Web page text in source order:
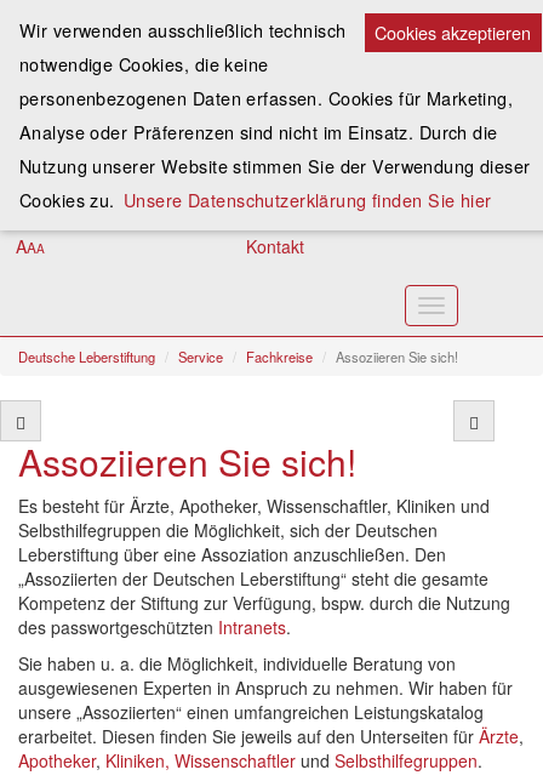
Spenden
Assoziieren
Anmelden
AAA Kontakt
Toggle
navigation
Deutsche Leberstiftung Service Fachkreise Assoziieren Sie sich!
Assoziieren Sie sich!
Es besteht für Ärzte, Apotheker, Wissenschaftler, Kliniken und
Selbsthilfegruppen die Möglichkeit, sich der Deutschen
Leberstiftung über eine Assoziation anzuschließen. Den
„Assoziierten der Deutschen Leberstiftung“ steht die gesamte
Kompetenz der Stiftung zur Verfügung, bspw. durch die Nutzung
des passwortgeschützten Intranets.
Sie haben u. a. die Möglichkeit, individuelle Beratung von
ausgewiesenen Experten in Anspruch zu nehmen. Wir haben für
unsere „Assoziierten“ einen umfangreichen Leistungskatalog
erarbeitet. Diesen finden Sie jeweils auf den Unterseiten für Ärzte,
Apotheker, Kliniken, Wissenschaftler und Selbsthilfegruppen.
Cookies akzeptieren
Wir verwenden ausschließlich technisch
notwendige Cookies, die keine
personenbezogenen Daten erfassen. Cookies für Marketing,
Analyse oder Präferenzen sind nicht im Einsatz. Durch die
Nutzung unserer Website stimmen Sie der Verwendung dieser
Cookies zu. Unsere Datenschutzerklärung finden Sie hier